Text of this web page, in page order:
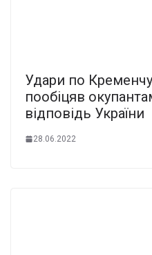
Удари по
пообіцяв
відповідь України
28.06.2022